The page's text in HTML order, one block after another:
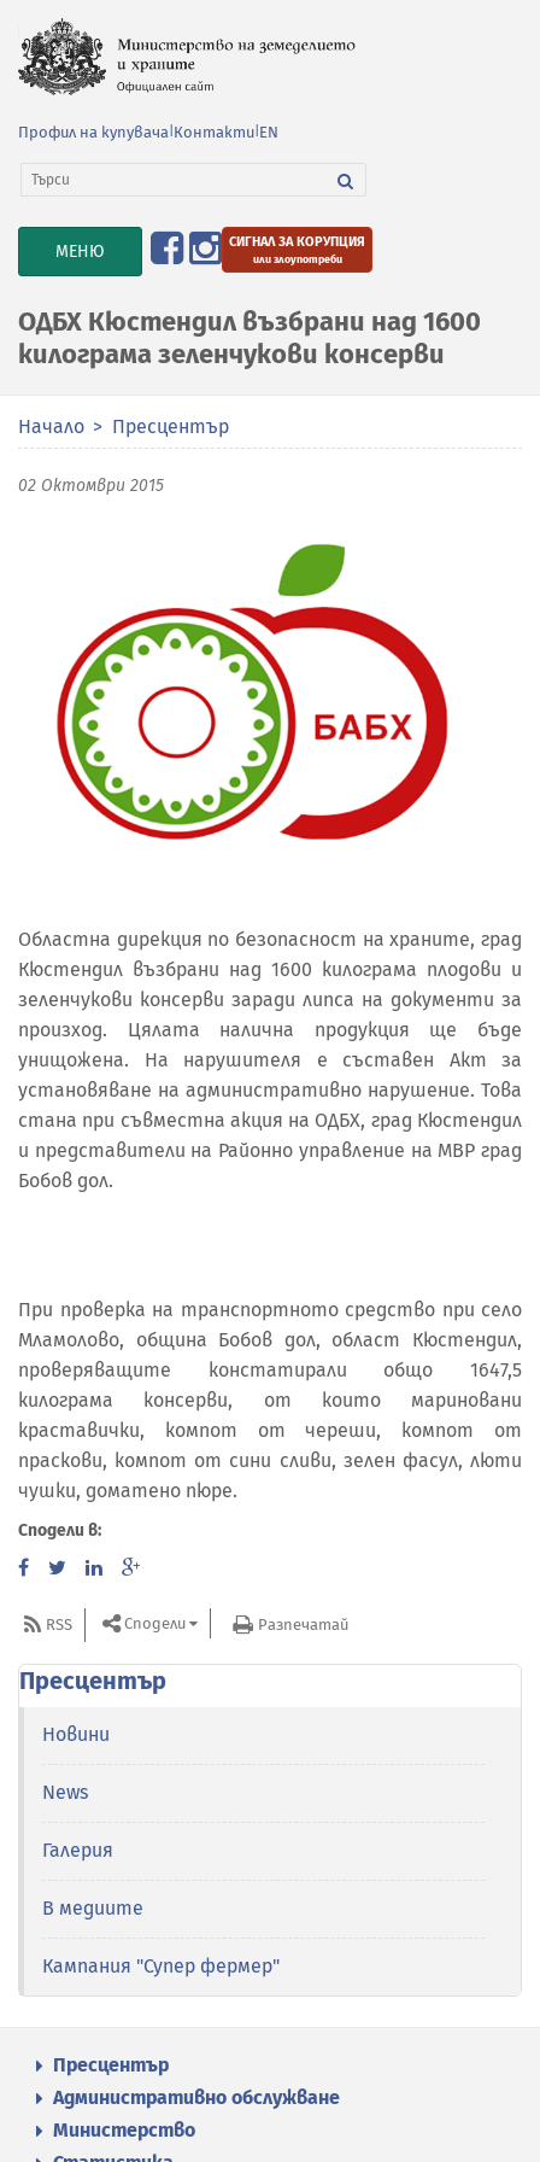
Профил на купувача Контакти EN
TOGGLE
NAVIGATION
МЕНЮ СИГНАЛ ЗА КОРУПЦИЯ
или злоупотреби
ОДБХ Кюстендил възбрани над 1600
килограма зеленчукови консерви
Начало Пресцентър
02 Октомври 2015
Областна дирекция по безопасност на храните, град
Кюстендил възбрани над 1600 килограма плодови и
зеленчукови консерви заради липса на документи за
произход. Цялата налична продукция ще бъде
унищожена. На нарушителя е съставен Акт за
установяване на административно нарушение. Това
стана при съвместна акция на ОДБХ, град Кюстендил
и представители на Районно управление на МВР град
Бобов дол.
При проверка на транспортното средство при село
Мламолово, община Бобов дол, област Кюстендил,
проверяващите констатирали общо 1647,5
килограма консерви, от които мариновани
краставички, компот от череши, компот от
праскови, компот от сини сливи, зелен фасул, люти
чушки, доматено пюре.
Сподели в:
RSS Сподели Разпечатай
Пресцентър
Новини
News
Галерия
В медиите
Кампания "Супер фермер"
Пресцентър
Административно обслужване
Министерство